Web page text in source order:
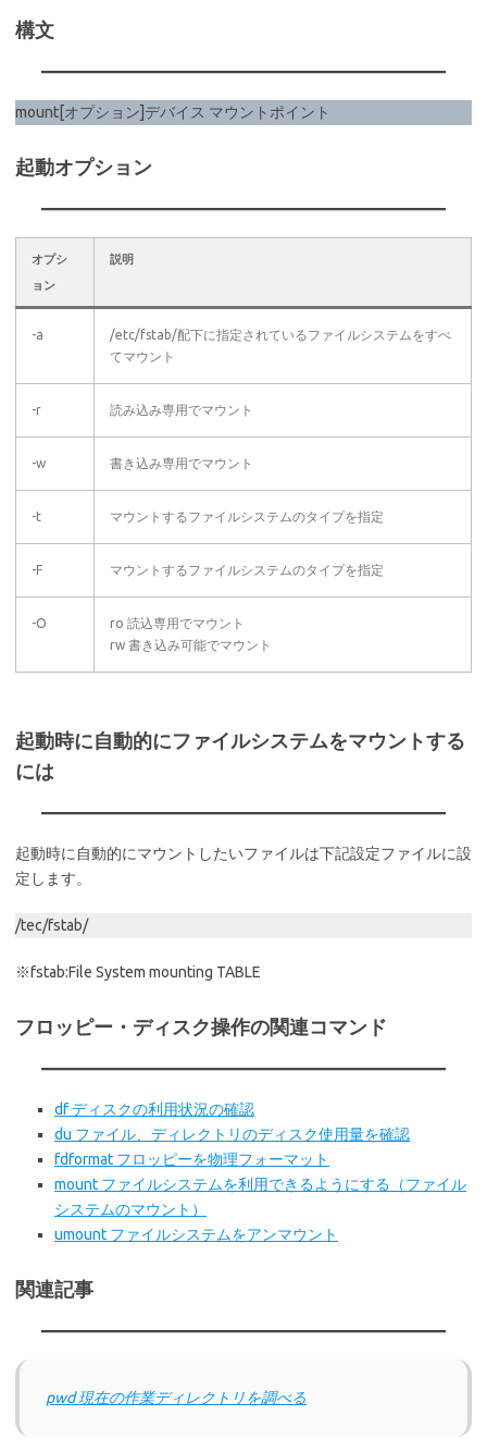
構文
mount[オプション]デバイス マウントポイント
起動オプション
オプシ
ョン
説明
-a
/etc/fstab/配下に指定されているファイルシステムをすべ
てマウント
-r 読み込み専用でマウント
-w 書き込み専用でマウント
-t マウントするファイルシステムのタイプを指定
-F マウントするファイルシステムのタイプを指定
-O
ro 読込専用でマウント
rw 書き込み可能でマウント
起動時に自動的にファイルシステムをマウントする
には
起動時に自動的にマウントしたいファイルは下記設定ファイルに設
定します。
/tec/fstab/
※fstab:File System mounting TABLE
フロッピー・ディスク操作の関連コマンド
df ディスクの利用状況の確認
du ファイル、ディレクトリのディスク使用量を確認
fdformat フロッピーを物理フォーマット
mount ファイルシステムを利用できるようにする（ファイル
システムのマウント）
umount ファイルシステムをアンマウント
関連記事
pwd 現在の作業ディレクトリを調べる